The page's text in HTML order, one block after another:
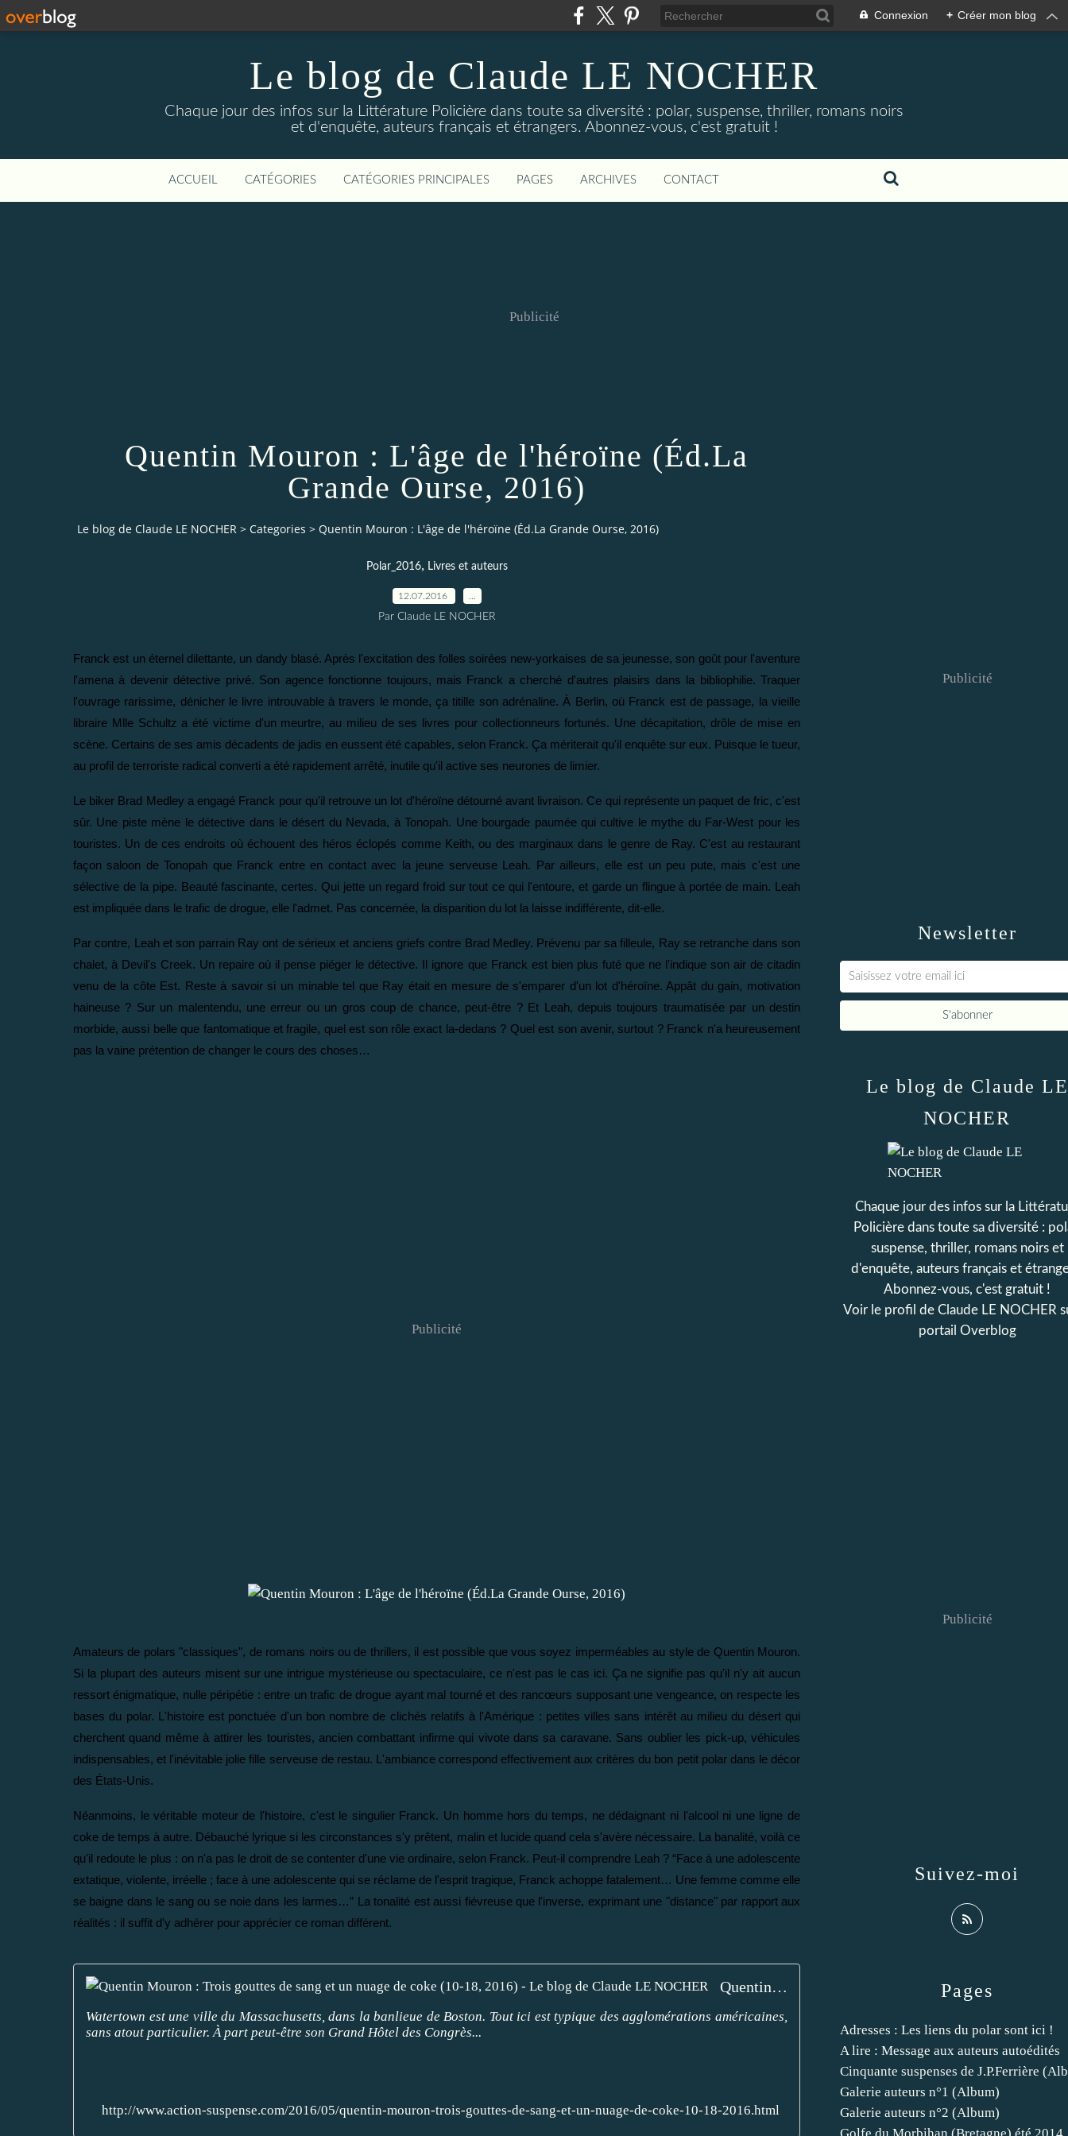
Connexion + Créer mon blog
Le blog de Claude LE NOCHER
Chaque jour des infos sur la Littérature Policière dans toute sa diversité : polar, suspense, thriller, romans noirs
et d'enquête, auteurs français et étrangers. Abonnez-vous, c'est gratuit !
ACCUEIL CATÉGORIES CATÉGORIES PRINCIPALES PAGES ARCHIVES CONTACT
Publicité
Quentin Mouron : L'âge de l'héroïne (Éd.La
Grande Ourse, 2016)
Le blog de Claude LE NOCHER > Categories > Quentin Mouron : L'âge de l'héroïne (Éd.La Grande Ourse, 2016)
Polar_2016, Livres et auteurs
12.07.2016
Par Claude LE NOCHER
Franck est un éternel dilettante, un dandy blasé. Après l'excitation des folles soirées new-yorkaises de sa jeunesse, son goût pour l'aventure
l'amena à devenir détective privé. Son agence fonctionne toujours, mais Franck a cherché d'autres plaisirs dans la bibliophilie. Traquer
l'ouvrage rarissime, dénicher le livre introuvable à travers le monde, ça titille son adrénaline. À Berlin, où Franck est de passage, la vieille
libraire Mlle Schultz a été victime d'un meurtre, au milieu de ses livres pour collectionneurs fortunés. Une décapitation, drôle de mise en
scène. Certains de ses amis décadents de jadis en eussent été capables, selon Franck. Ça mériterait qu'il enquête sur eux. Puisque le tueur,
au profil de terroriste radical converti a été rapidement arrêté, inutile qu'il active ses neurones de limier.
Le biker Brad Medley a engagé Franck pour qu'il retrouve un lot d'héroïne détourné avant livraison. Ce qui représente un paquet de fric, c'est
sûr. Une piste mène le détective dans le désert du Nevada, à Tonopah. Une bourgade paumée qui cultive le mythe du Far-West pour les
touristes. Un de ces endroits où échouent des héros éclopés comme Keith, ou des marginaux dans le genre de Ray. C'est au restaurant
façon saloon de Tonopah que Franck entre en contact avec la jeune serveuse Leah. Par ailleurs, elle est un peu pute, mais c'est une
sélective de la pipe. Beauté fascinante, certes. Qui jette un regard froid sur tout ce qui l'entoure, et garde un flingue à portée de main. Leah
est impliquée dans le trafic de drogue, elle l'admet. Pas concernée, la disparition du lot la laisse indifférente, dit-elle.
Par contre, Leah et son parrain Ray ont de sérieux et anciens griefs contre Brad Medley. Prévenu par sa filleule, Ray se retranche dans son
chalet, à Devil's Creek. Un repaire où il pense piéger le détective. Il ignore que Franck est bien plus futé que ne l'indique son air de citadin
venu de la côte Est. Reste à savoir si un minable tel que Ray était en mesure de s'emparer d'un lot d'héroïne. Appât du gain, motivation
haineuse ? Sur un malentendu, une erreur ou un gros coup de chance, peut-être ? Et Leah, depuis toujours traumatisée par un destin
morbide, aussi belle que fantomatique et fragile, quel est son rôle exact la-dedans ? Quel est son avenir, surtout ? Franck n'a heureusement
pas la vaine prétention de changer le cours des choses…
Publicité
Amateurs de polars "classiques", de romans noirs ou de thrillers, il est possible que vous soyez imperméables au style de Quentin Mouron.
Si la plupart des auteurs misent sur une intrigue mystérieuse ou spectaculaire, ce n'est pas le cas ici. Ça ne signifie pas qu'il n'y ait aucun
ressort énigmatique, nulle péripétie : entre un trafic de drogue ayant mal tourné et des rancœurs supposant une vengeance, on respecte les
bases du polar. L'histoire est ponctuée d'un bon nombre de clichés relatifs à l'Amérique : petites villes sans intérêt au milieu du désert qui
cherchent quand même à attirer les touristes, ancien combattant infirme qui vivote dans sa caravane. Sans oublier les pick-up, véhicules
indispensables, et l'inévitable jolie fille serveuse de restau. L'ambiance correspond effectivement aux critères du bon petit polar dans le décor
des États-Unis.
Néanmoins, le véritable moteur de l'histoire, c'est le singulier Franck. Un homme hors du temps, ne dédaignant ni l'alcool ni une ligne de
coke de temps à autre. Débauché lyrique si les circonstances s'y prêtent, malin et lucide quand cela s'avère nécessaire. La banalité, voilà ce
qu'il redoute le plus : on n'a pas le droit de se contenter d'une vie ordinaire, selon Franck. Peut-il comprendre Leah ? “Face à une adolescente
extatique, violente, irréelle ; face à une adolescente qui se réclame de l'esprit tragique, Franck achoppe fatalement… Une femme comme elle
se baigne dans le sang ou se noie dans les larmes…” La tonalité est aussi fiévreuse que l'inverse, exprimant une "distance" par rapport aux
réalités : il suffit d'y adhérer pour apprécier ce roman différent.
Quentin Mouron : Trois gouttes de sang et un nuage de coke (10-18, 2016) - Le blog de Claude LE NOCHER
Watertown est une ville du Massachusetts, dans la banlieue de Boston. Tout ici est typique des agglomérations américaines,
sans atout particulier. À part peut-être son Grand Hôtel des Congrès...
http://www.action-suspense.com/2016/05/quentin-mouron-trois-gouttes-de-sang-et-un-nuage-de-coke-10-18-2016.html
Newsletter
Publicité
Pages
Adresses : Les liens du polar sont ici !
A lire : Message aux auteurs autoédités
Cinquante suspenses de J.P.Ferrière
Galerie auteurs n°1 (Album)
Galerie auteurs n°2 (Album)
Le blog de Claude LE
NOCHER
Chaque jour des infos sur la
Policière dans toute sa diversité :
suspense, thriller, romans noirs et
d'enquête, auteurs français et
Abonnez-vous, c'est gratuit !
Voir le profil de Claude LE NOCHER
portail Overblog
Suivez-moi
Publicité